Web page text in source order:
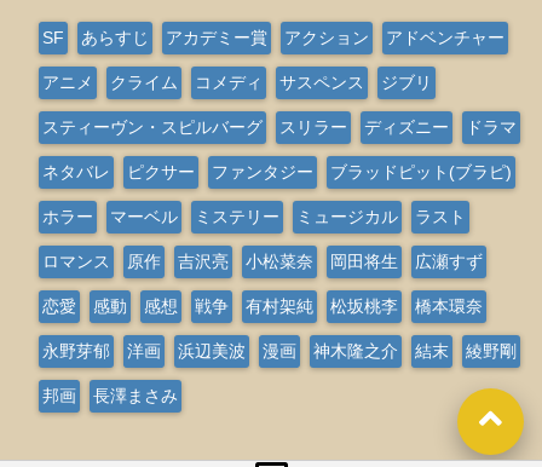
SF あらすじ アカデミー賞 アクション アドベンチャー
アニメ クライム コメディ サスペンス ジブリ
スティーヴン・スピルバーグ スリラー ディズニー ドラマ
ネタバレ ピクサー ファンタジー ブラッドピット(ブラピ)
ホラー マーベル ミステリー ミュージカル ラスト
ロマンス 原作 吉沢亮 小松菜奈 岡田将生 広瀬すず
恋愛 感動 感想 戦争 有村架純 松坂桃李 橋本環奈
永野芽郁 洋画 浜辺美波 漫画 神木隆之介 結末 綾野剛
邦画 長澤まさみ